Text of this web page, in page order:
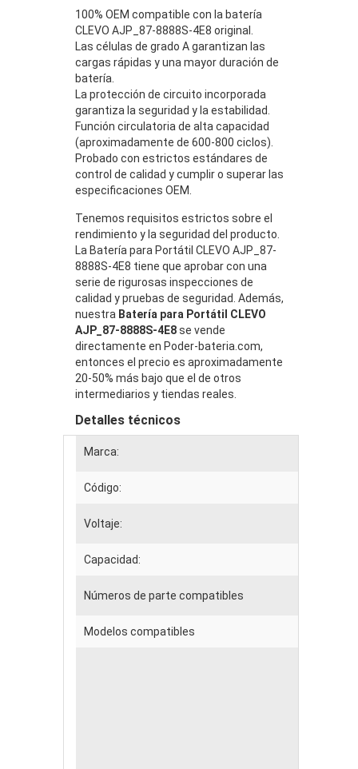
100% OEM compatible con la batería
CLEVO AJP_87-8888S-4E8 original.
Las células de grado A garantizan las
cargas rápidas y una mayor duración de
batería.
La protección de circuito incorporada
garantiza la seguridad y la estabilidad.
Función circulatoria de alta capacidad
(aproximadamente de 600-800 ciclos).
Probado con estrictos estándares de
control de calidad y cumplir o superar las
especificaciones OEM.
Tenemos requisitos estrictos sobre el
rendimiento y la seguridad del producto.
La Batería para Portátil CLEVO AJP_87-
8888S-4E8 tiene que aprobar con una
serie de rigurosas inspecciones de
calidad y pruebas de seguridad. Además,
nuestra Batería para Portátil CLEVO
AJP_87-8888S-4E8se vende
directamente en Poder-bateria.com,
entonces el precio es aproximadamente
20-50% más bajo que el de otros
intermediarios y tiendas reales.
Detalles técnicos
Marca:
Código:
Voltaje:
Capacidad:
Números de parte compatibles
Modelos compatibles